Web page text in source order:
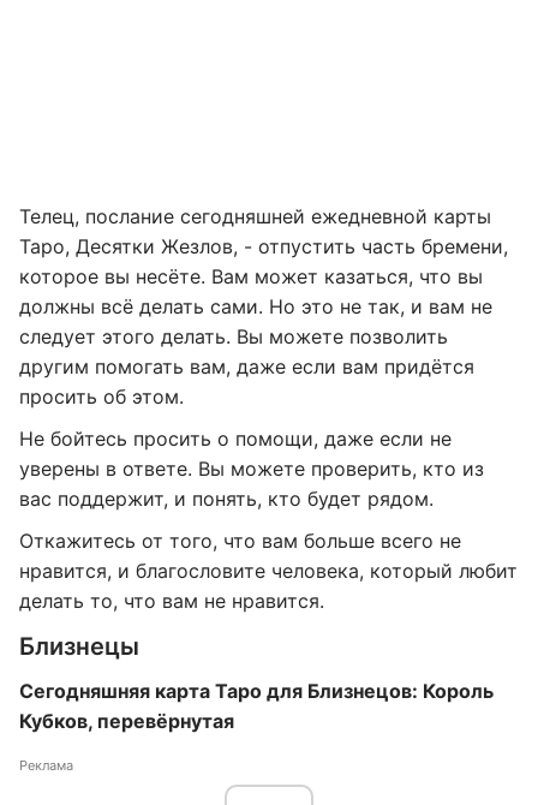
Телец, послание сегодняшней ежедневной карты
Таро, Десятки Жезлов, - отпустить часть бремени,
которое вы несёте. Вам может казаться, что вы
должны всё делать сами. Но это не так, и вам не
следует этого делать. Вы можете позволить
другим помогать вам, даже если вам придётся
просить об этом.
Не бойтесь просить о помощи, даже если не
уверены в ответе. Вы можете проверить, кто из
вас поддержит, и понять, кто будет рядом.
Откажитесь от того, что вам больше всего не
нравится, и благословите человека, который любит
делать то, что вам не нравится.
Близнецы
Сегодняшняя карта Таро для Близнецов: Король
Кубков, перевёрнутая
Реклама